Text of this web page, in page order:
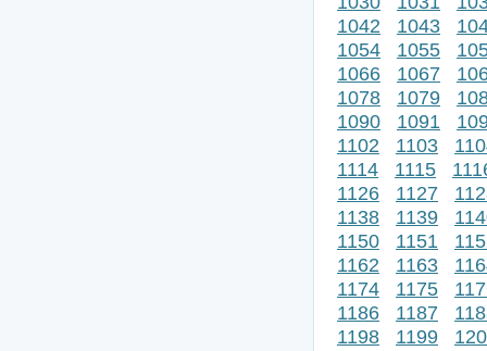
1042
1043
1054
1055
1066
1067
1078
1079
1090
1091
1102
1103
1114
1115
1126
1127
1138
1139
1150
1151
1162
1163
1174
1175
1186
1187
1198
1199